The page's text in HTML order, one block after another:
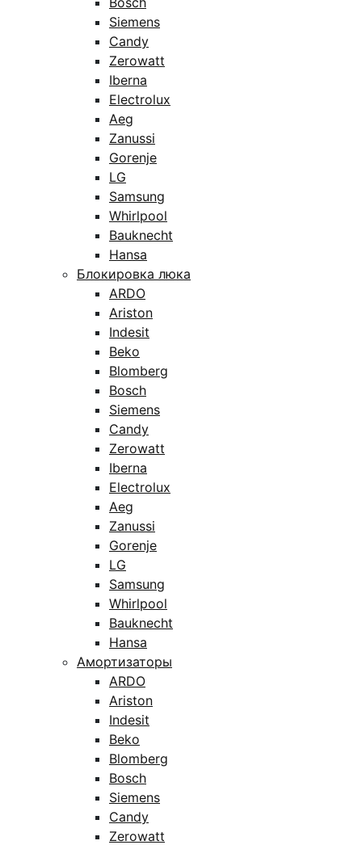
Siemens
Candy
Zerowatt
Iberna
Electrolux
Aeg
Zanussi
Gorenje
LG
Samsung
Whirlpool
Bauknecht
Hansa
Блокировка люка
ARDO
Ariston
Indesit
Beko
Blomberg
Bosch
Siemens
Candy
Zerowatt
Iberna
Electrolux
Aeg
Zanussi
Gorenje
LG
Samsung
Whirlpool
Bauknecht
Hansa
Амортизаторы
ARDO
Ariston
Indesit
Beko
Blomberg
Bosch
Siemens
Candy
Zerowatt